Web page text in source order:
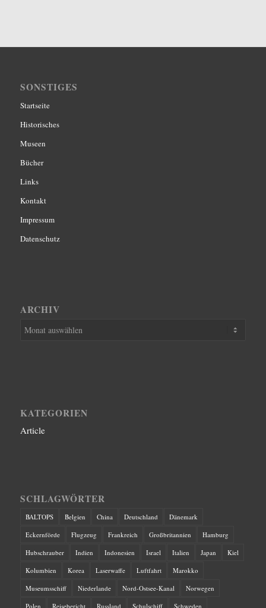
SONSTIGES
Startseite
Historisches
Museen
Bücher
Links
Kontakt
Impressum
Datenschutz
ARCHIV
KATEGORIEN
Article
SCHLAGWÖRTER
BALTOPS Belgien China Deutschland
Dänemark
Eckernförde
Flugzeug Frankreich Großbritannien
Hamburg
Hubschrauber
Indien Indonesien Israel Italien Japan
Kiel
Kolumbien
Korea Laserwaffe Luftfahrt
Marokko
Museumsschiff
Niederlande Nord-Ostsee-Kanal
Norwegen
Polen
Reisebericht Russland Schulschiff Schweden